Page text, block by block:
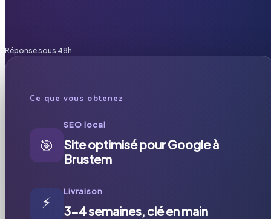
Réponse sous 48h
Ce que vous obtenez
🎯
SEO local
Site optimisé pour Google à
Brustem
⚡
Livraison
3-4 semaines, clé en main